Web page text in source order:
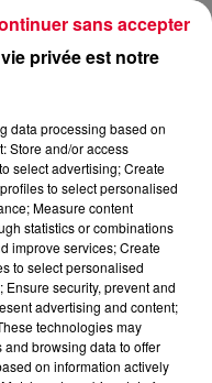
privée est notre
data processing based on
Store and/or access
select advertising; Create
to select personalised
Measure content
statistics or combinations
improve services; Create
to select personalised
security, prevent and
advertising and content;
technologies may
browsing data to offer
on information actively
sans accepter